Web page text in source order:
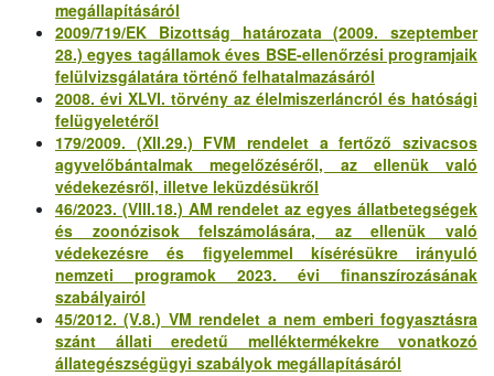
megállapításáról
2009/719/EK Bizottság határozata (2009. szeptember
28.) egyes tagállamok éves BSE-ellenőrzési programjaik
felülvizsgálatára történő felhatalmazásáról
2008. évi XLVI. törvény az élelmiszerláncról és hatósági
felügyeletéről
179/2009. (XII.29.) FVM rendelet a fertőző szivacsos
agyvelőbántalmak megelőzéséről, az ellenük való
védekezésről, illetve leküzdésükről
46/2023. (VIII.18.) AM rendelet az egyes állatbetegségek
és zoonózisok felszámolására, az ellenük való
védekezésre és figyelemmel kísérésükre irányuló
nemzeti programok 2023. évi finanszírozásának
szabályairól
45/2012. (V.8.) VM rendelet a nem emberi fogyasztásra
szánt állati eredetű melléktermékekre vonatkozó
állategészségügyi szabályok megállapításáról